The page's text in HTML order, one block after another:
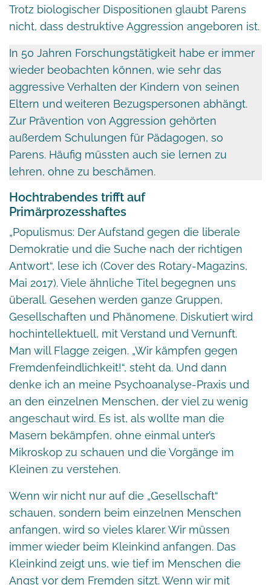
Trotz biologischer Dispositionen glaubt Parens
nicht, dass destruktive Aggression angeboren ist.
In 50 Jahren Forschungstätigkeit habe er immer
wieder beobachten können, wie sehr das
aggressive Verhalten der Kindern von seinen
Eltern und weiteren Bezugspersonen abhängt.
Zur Prävention von Aggression gehörten
außerdem Schulungen für Pädagogen, so
Parens. Häufig müssten auch sie lernen zu
lehren, ohne zu beschämen.
Hochtrabendes trifft auf
Primärprozesshaftes
„Populismus: Der Aufstand gegen die liberale
Demokratie und die Suche nach der richtigen
Antwort“, lese ich (Cover des Rotary-Magazins,
Mai 2017). Viele ähnliche Titel begegnen uns
überall. Gesehen werden ganze Gruppen,
Gesellschaften und Phänomene. Diskutiert wird
hochintellektuell, mit Verstand und Vernunft.
Man will Flagge zeigen. „Wir kämpfen gegen
Fremdenfeindlichkeit!“, steht da. Und dann
denke ich an meine Psychoanalyse-Praxis und
an den einzelnen Menschen, der viel zu wenig
angeschaut wird. Es ist, als wollte man die
Masern bekämpfen, ohne einmal unter’s
Mikroskop zu schauen und die Vorgänge im
Kleinen zu verstehen.
Wenn wir nicht nur auf die „Gesellschaft“
schauen, sondern beim einzelnen Menschen
anfangen, wird so vieles klarer. Wir müssen
immer wieder beim Kleinkind anfangen. Das
Kleinkind zeigt uns, wie tief im Menschen die
Angst vor dem Fremden sitzt. Wenn wir mit